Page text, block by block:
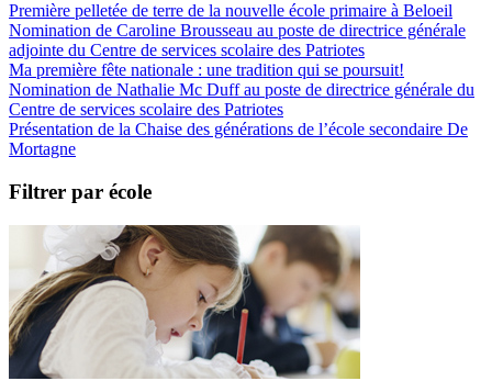
Première pelletée de terre de la nouvelle école primaire à Beloeil
Nomination de Caroline Brousseau au poste de directrice générale
adjointe du Centre de services scolaire des Patriotes
Ma première fête nationale : une tradition qui se poursuit!
Nomination de Nathalie Mc Duff au poste de directrice générale du
Centre de services scolaire des Patriotes
Présentation de la Chaise des générations de l’école secondaire De
Mortagne
Filtrer par école